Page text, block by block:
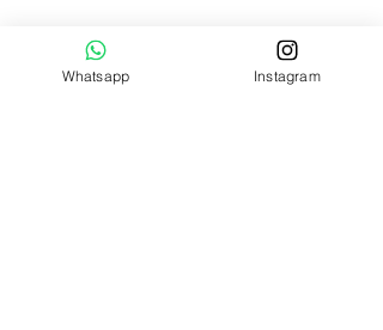
Whatsapp Instagram